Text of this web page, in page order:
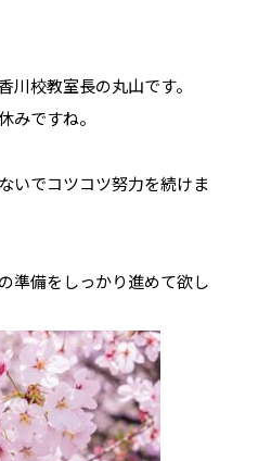
川校教室長の丸山です。
みですね。
いでコツコツ努力を続けま
準備をしっかり進めて欲し